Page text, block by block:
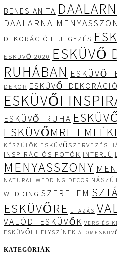
BENES ANITA
DAALARNA
DEKORÁCIÓ ELJEGYZÉS
ESKÜVŐ 2020 ESKÜVŐ
RUHÁBAN ESKÜVŐI
DEKOR ESKÜVŐI DEKORÁCIÓ
ESKÜVŐI
ESKÜVŐI RUHA
ESKÜVŐMRE
KÉSZÜLÖK ESKÜVŐSZERVEZÉS
INSPIRÁCIÓS FOTÓK INTERJÚ
MENYASSZONY
NATURAL WEDDING DECOR
WEDDING SZERELEM
ESKÜVŐRE UTAZÁS
VALÓDI ESKÜVŐK VERS ÉS
ESKÜVŐI HELYSZÍNEK
KATEGÓRIÁK